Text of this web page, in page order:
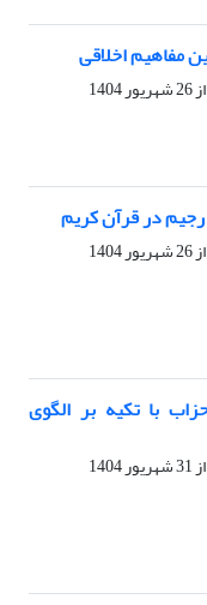
مفاهیم اخلاقی
26 شهریور 1404
در قرآن کریم
26 شهریور 1404
با تکیه بر الگوی
31 شهریور 1404